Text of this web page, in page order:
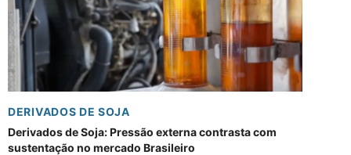
DERIVADOS DE SOJA
Derivados de Soja: Pressão externa contrasta com
sustentação no mercado Brasileiro